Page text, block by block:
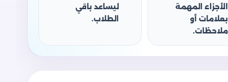
الأجزاء المهمة
بعلامات أو
ملاحظات.
ليساعد باقي
الطلاب.